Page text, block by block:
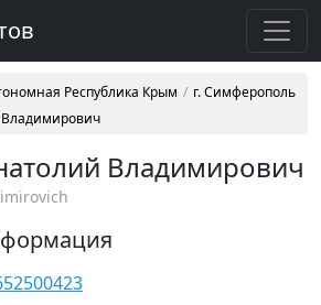
Республика Крым
г. Симферополь
Владимирович